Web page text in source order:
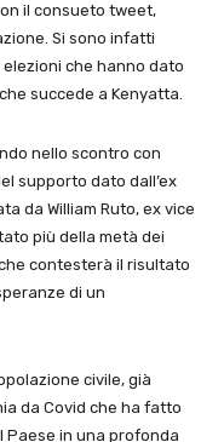
il consueto tweet,
Si sono infatti
che hanno dato
succede a Kenyatta.
nello scontro con
supporto dato dall’ex
da William Ruto, ex vice
più della metà dei
contesterà il risultato
di un
civile, già
da Covid che ha fatto
in una profonda